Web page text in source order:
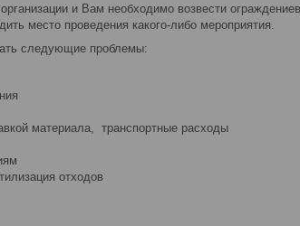
и Вам необходимо возвести
место проведения какого-либо мероприятия.
следующие проблемы:
материала, транспортные расходы
отходов